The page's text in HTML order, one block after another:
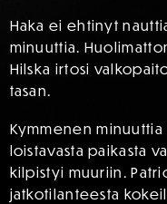
Haka ei ehtinyt
minuuttia.
Hilska irtosi
tasan.
Kymmenen
loistavasta paikasta
kilpistyi muuriin.
jatkotilanteesta